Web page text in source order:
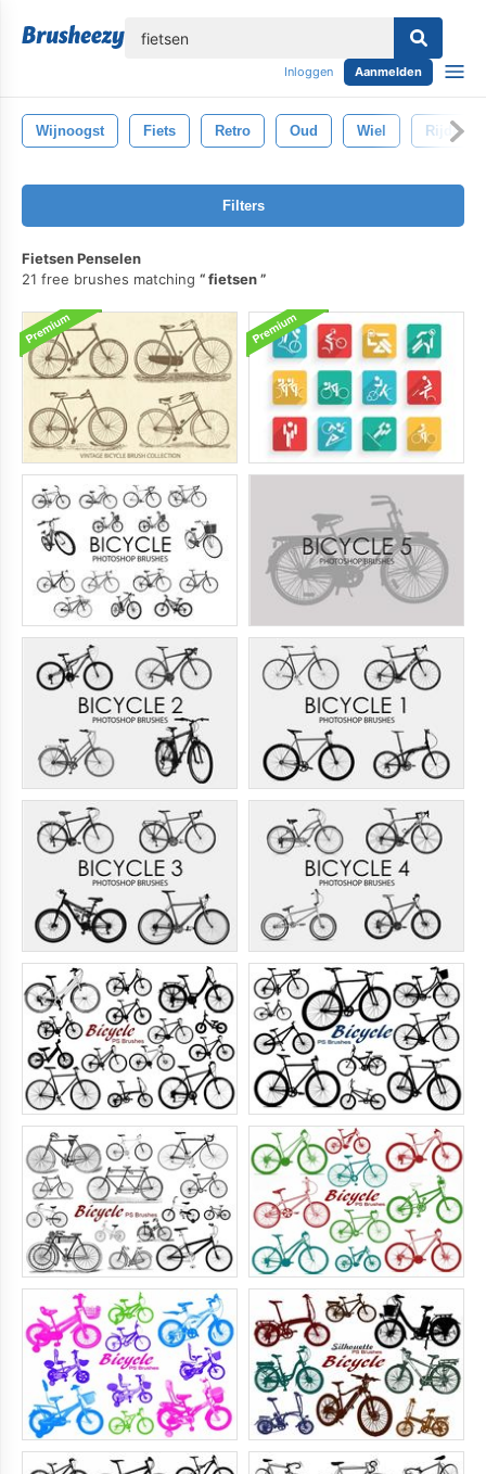
Inloggen Aanmelden
Wijnoogst Fiets Retro Oud Wiel Rijden
Filters
Fietsen Penselen
21 free brushes matching
fietsen